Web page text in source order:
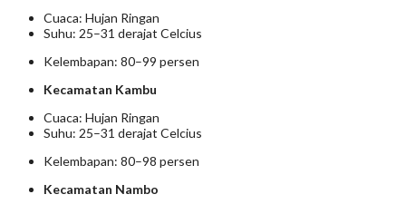
Cuaca: Hujan Ringan
Suhu: 25–31 derajat Celcius
Kelembapan: 80–99 persen
Kecamatan Kambu
Cuaca: Hujan Ringan
Suhu: 25–31 derajat Celcius
Kelembapan: 80–98 persen
Kecamatan Nambo